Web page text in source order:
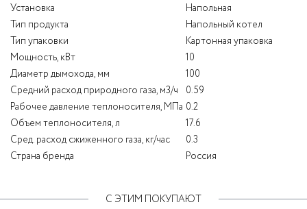
Установка
Напольная
Тип продукта
Напольный котел
Тип упаковки
Картонная упаковка
Мощность, кВт
10
Диаметр дымохода, мм
100
Средний расход природного газа, м3/ч
0.59
Рабочее давление теплоносителя, МПа 0.2
Объем теплоносителя, л
17.6
Сред. расход сжиженного газа, кг/час
0.3
Страна бренда
Россия
С ЭТИМ ПОКУПАЮТ